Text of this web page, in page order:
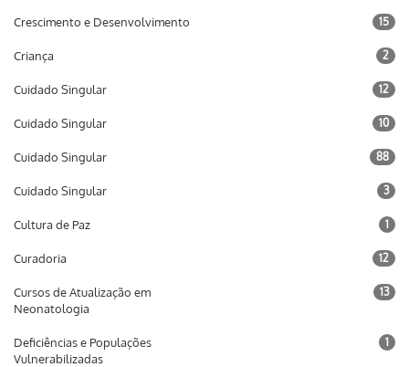
Crescimento e Desenvolvimento 15
Criança 2
Cuidado Singular 12
Cuidado Singular 10
Cuidado Singular 88
Cuidado Singular 3
Cultura de Paz 1
Curadoria 12
Cursos de Atualização em
Neonatologia
13
Deficiências e Populações
Vulnerabilizadas
1